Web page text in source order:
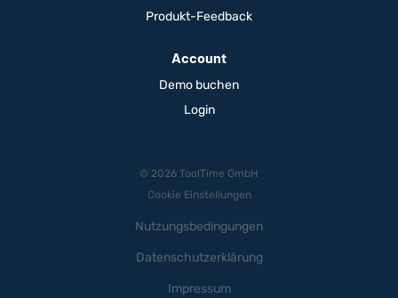
Produkt-Feedback
Account
Demo buchen
Login
© 2026 ToolTime GmbH
Cookie Einstellungen
Nutzungsbedingungen
Datenschutzerklärung
Impressum